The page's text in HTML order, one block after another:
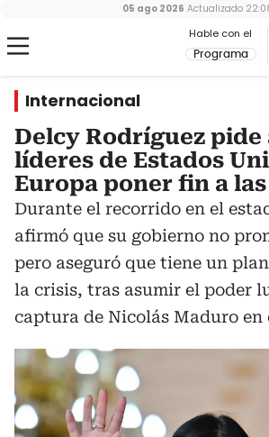
Hable con el
Programa
05 ago 2026 Actualizado
Internacional
Delcy Rodríguez pide
líderes de Estados
Europa poner fin a
Durante el recorrido en el
afirmó que su gobierno no
pero aseguró que tiene un
la crisis, tras asumir el poder
captura de Nicolás Maduro en